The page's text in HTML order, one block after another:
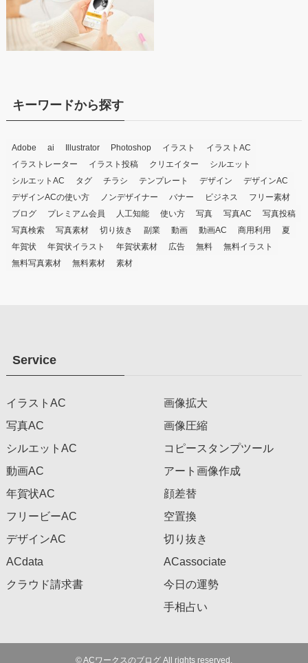
キーワードから探す
Adobe ai Illustrator Photoshop イラスト
イラストAC
イラストレーター
イラスト投稿 クリエイター
シルエット
シルエットAC
タグ チラシ テンプレート デザイン
デザインAC
デザインACの使い方
ノンデザイナー バナー ビジネス
フリー素材
ブログ
プレミアム会員 人工知能 使い方 写真 写真AC
写真投稿
写真検索
写真素材 切り抜き 副業 動画 動画AC 商用利用
夏
年賀状
年賀状イラスト 年賀状素材 広告 無料
無料イラスト
無料写真素材
無料素材 素材
Service
イラストAC
写真AC
シルエットAC
動画AC
年賀状AC
フリービーAC
デザインAC
ACdata
クラウド請求書
画像拡大
画像圧縮
コピースタンプツール
アート画像作成
顔差替
空置換
切り抜き
ACassociate
今日の運勢
手相占い
©ACワークスのブログ All rights reserved.